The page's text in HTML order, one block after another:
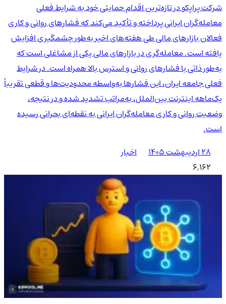
شرکت پراپکو در تازه‌ترین اقدام حمایتی خود به شرایط فعلی
معامله‌گران ایرانی پرداخته و تأکید می‌کند که فشارهای روانی و کاری
فعالان بازارهای مالی طی هفته‌های اخیر به‌طور چشمگیری افزایش
یافته است. معامله‌گری در بازارهای مالی یکی از مشاغلی است که
به‌طور ذاتی با فشارهای روانی و استرس بالا همراه است. در شرایط
فعلی جامعه ایران، این فشارها به‌واسطه محدودیت‌ها و قطعی تقریباً
یک‌ماهه اینترنت بین‌الملل، به‌مراتب تشدید شده و در نتیجه،
وضعیت روانی و کاری معامله‌گران ایرانی به نقطه‌ای بحرانی رسیده
است.
۲۸ اردیبهشت ۱۴۰۵
اخبار
6,162